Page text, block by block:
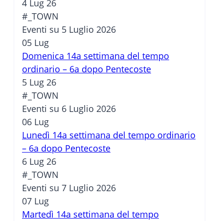
4 Lug 26
#_TOWN
Eventi su 5 Luglio 2026
05 Lug
Domenica 14a settimana del tempo
ordinario – 6a dopo Pentecoste
5 Lug 26
#_TOWN
Eventi su 6 Luglio 2026
06 Lug
Lunedì 14a settimana del tempo ordinario
– 6a dopo Pentecoste
6 Lug 26
#_TOWN
Eventi su 7 Luglio 2026
07 Lug
Martedì 14a settimana del tempo